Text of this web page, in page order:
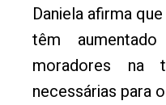
Daniela afirma
têm
moradores na
necessárias para